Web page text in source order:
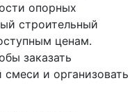
опорных
строительный
ценам.
заказать
и организовать